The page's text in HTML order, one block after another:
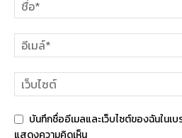
บันทึกชื่ออีเมลและเว็บไซต์ของฉันในเ
แสดงความคิดเห็น